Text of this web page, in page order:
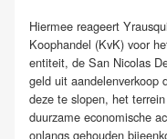
Hiermee reageert
Koophandel (KvK) voor
entiteit, de San Nicolas
geld uit aandelenverkoop
deze te slopen, het
duurzame economische
onlangs gehouden